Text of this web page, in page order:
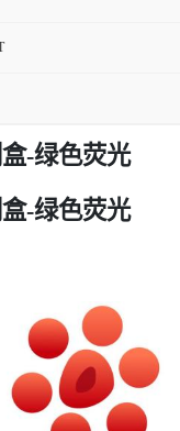
-绿色荧光
-绿色荧光